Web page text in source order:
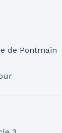
de Pontmain